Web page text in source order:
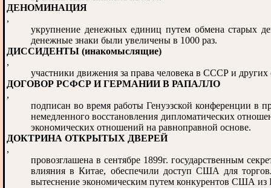
ДЕНОМИНАЦИЯ
,
укрупнение денежных единиц путем обмена старых
денежные знаки были увеличены в 1000 раз.
ДИССИДЕНТЫ (инакомыслящие)
,
участники движения за права человека в СССР и других
ДОГОВОР РСФСР И ГЕРМАНИИ В РАПАЛЛО
,
подписан во время работы Генуэзской конференции в
немедленного восстановления дипломатических
экономических отношений на равноправной основе.
ДОКТРИНА ОТКРЫТЫХ ДВЕРЕЙ
,
провозглашена в сентябре 1899г. государственным
влияния в Китае, обеспечили доступ США для
вытеснение экономическим путем конкурентов США из